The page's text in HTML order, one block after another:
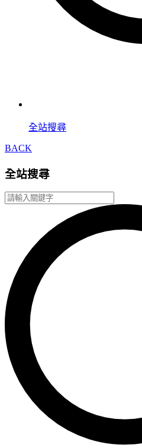
全站搜尋
BACK
全站搜尋